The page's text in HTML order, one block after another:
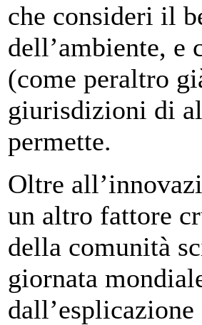
che consideri il
dell’ambiente, e
(come peraltro
giurisdizioni di
permette.
Oltre
un altro fattore
della comunità
giornata